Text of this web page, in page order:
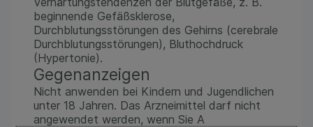
beginnende Gefäßsklerose,
Durchblutungsstörungen des Gehirns (cerebrale
Durchblutungsstörungen), Bluthochdruck
(Hypertonie).
Gegenanzeigen
Nicht anwenden bei Kindern und Jugendlichen
unter 18 Jahren. Das Arzneimittel darf nicht
angewendet werden, wenn Sie A